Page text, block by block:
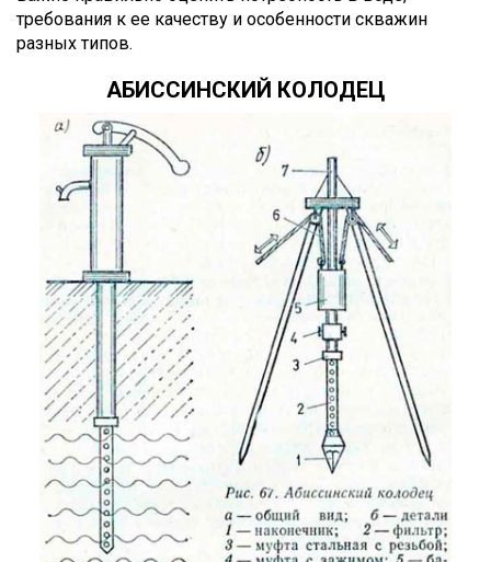
требования к ее качеству и особенности скважин
разных типов.
АБИССИНСКИЙ КОЛОДЕЦ